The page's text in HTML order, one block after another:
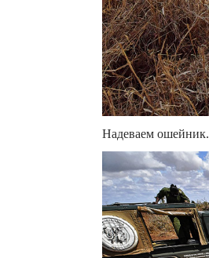
Надеваем ошейник.